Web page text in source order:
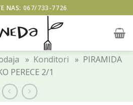
NAS: 067/733-7726
» Konditori » PIRAMIDA
PERECE 2/1